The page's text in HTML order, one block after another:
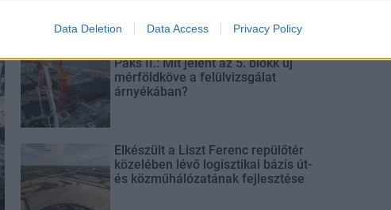
Data Deletion Data Access Privacy Policy
Paks II.: Mit jelent az 5. blokk új
mérföldköve a felülvizsgálat
árnyékában?
Elkészült a Liszt Ferenc repülőtér
közelében lévő logisztikai bázis út-
és közműhálózatának fejlesztése